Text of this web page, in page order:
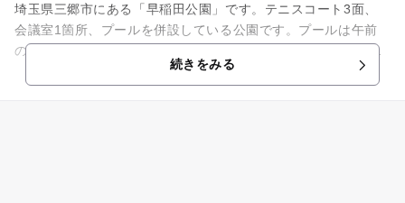
埼玉県三郷市にある「早稲田公園」です。テニスコート3面、
会議室1箇所、プールを併設している公園です。プールは午前
の部、午後の部の総入れ替え制です。未就学児は、保護者同伴
での入場が必要です。おむつ...続きをみる